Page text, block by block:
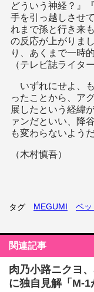
どういう神経？』
手を引っ越しさせ
れまで孫と行き来
の反応が上がりま
り、あくまで一時
（テレビ誌ライター
いずれにせよ、
ったことから、ア
展したという経緯
ァンだといい、降
も変わらないようだ
（木村慎吾）
タグ MEGUMI ベッ
関連記事
肉乃小路ニクヨ
に独自見解「M-1